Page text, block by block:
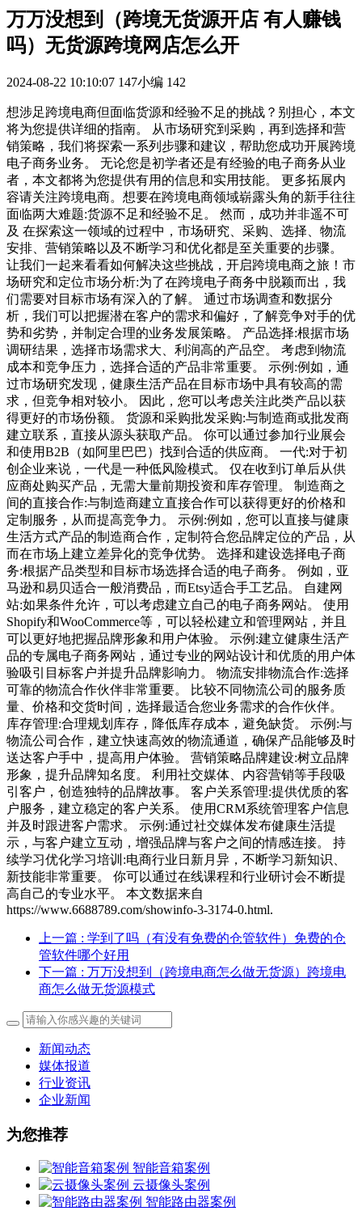
万万没想到（跨境无货源开店 有人赚钱
吗）无货源跨境网店怎么开
2024-08-22 10:10:07 147小编 142
想涉足跨境电商但面临货源和经验不足的挑战？别担心，本文
将为您提供详细的指南。 从市场研究到采购，再到选择和营
销策略，我们将探索一系列步骤和建议，帮助您成功开展跨境
电子商务业务。 无论您是初学者还是有经验的电子商务从业
者，本文都将为您提供有用的信息和实用技能。 更多拓展内
容请关注跨境电商。想要在跨境电商领域崭露头角的新手往往
面临两大难题:货源不足和经验不足。 然而，成功并非遥不可
及 在探索这一领域的过程中，市场研究、采购、选择、物流
安排、营销策略以及不断学习和优化都是至关重要的步骤。
让我们一起来看看如何解决这些挑战，开启跨境电商之旅！市
场研究和定位市场分析:为了在跨境电子商务中脱颖而出，我
们需要对目标市场有深入的了解。 通过市场调查和数据分
析，我们可以把握潜在客户的需求和偏好，了解竞争对手的优
势和劣势，并制定合理的业务发展策略。 产品选择:根据市场
调研结果，选择市场需求大、利润高的产品空。 考虑到物流
成本和竞争压力，选择合适的产品非常重要。 示例:例如，通
过市场研究发现，健康生活产品在目标市场中具有较高的需
求，但竞争相对较小。 因此，您可以考虑关注此类产品以获
得更好的市场份额。 货源和采购批发采购:与制造商或批发商
建立联系，直接从源头获取产品。 你可以通过参加行业展会
和使用B2B（如阿里巴巴）找到合适的供应商。 一代:对于初
创企业来说，一代是一种低风险模式。 仅在收到订单后从供
应商处购买产品，无需大量前期投资和库存管理。 制造商之
间的直接合作:与制造商建立直接合作可以获得更好的价格和
定制服务，从而提高竞争力。 示例:例如，您可以直接与健康
生活方式产品的制造商合作，定制符合您品牌定位的产品，从
而在市场上建立差异化的竞争优势。 选择和建设选择电子商
务:根据产品类型和目标市场选择合适的电子商务。 例如，亚
马逊和易贝适合一般消费品，而Etsy适合手工艺品。 自建网
站:如果条件允许，可以考虑建立自己的电子商务网站。 使用
Shopify和WooCommerce等，可以轻松建立和管理网站，并且
可以更好地把握品牌形象和用户体验。 示例:建立健康生活产
品的专属电子商务网站，通过专业的网站设计和优质的用户体
验吸引目标客户并提升品牌影响力。 物流安排物流合作:选择
可靠的物流合作伙伴非常重要。 比较不同物流公司的服务质
量、价格和交货时间，选择最适合您业务需求的合作伙伴。
库存管理:合理规划库存，降低库存成本，避免缺货。 示例:与
物流公司合作，建立快速高效的物流通道，确保产品能够及时
送达客户手中，提高用户体验。 营销策略品牌建设:树立品牌
形象，提升品牌知名度。 利用社交媒体、内容营销等手段吸
引客户，创造独特的品牌故事。 客户关系管理:提供优质的客
户服务，建立稳定的客户关系。 使用CRM系统管理客户信息
并及时跟进客户需求。 示例:通过社交媒体发布健康生活提
示，与客户建立互动，增强品牌与客户之间的情感连接。 持
续学习优化学习培训:电商行业日新月异，不断学习新知识、
新技能非常重要。 你可以通过在线课程和行业研讨会不断提
高自己的专业水平。 本文数据来自
https://www.6688789.com/showinfo-3-3174-0.html.
上一篇 : 学到了吗（有没有免费的仓管软件）免费的仓
管软件哪个好用
下一篇 : 万万没想到（跨境电商怎么做无货源）跨境电
商怎么做无货源模式
新闻动态
媒体报道
行业资讯
企业新闻
为您推荐
智能音箱案例
云摄像头案例
智能路由器案例